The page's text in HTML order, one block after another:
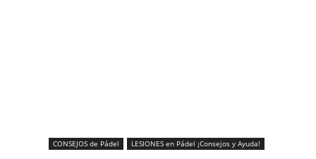
CONSEJOS de Pádel LESIONES en Pádel ¡Consejos y Ayuda!